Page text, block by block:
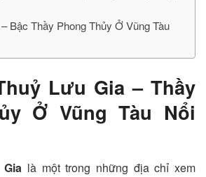
Bậc Thầy Phong Thủy Ở Vũng Tàu
Lưu Gia – Thầy
Ở Vũng Tàu Nổi
là một trong những địa chỉ xem